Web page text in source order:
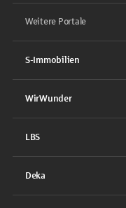
Weitere Portale
S-Immobilien
WirWunder
LBS
Deka